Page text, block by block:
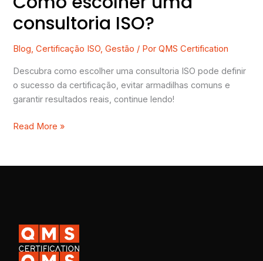
consultoria ISO?
Blog,Certificação ISO,Gestão / PorQMS Certification
Descubra como escolher uma consultoria ISO pode definir
o sucesso da certificação, evitar armadilhas comuns e
garantir resultados reais, continue lendo!
Read More »